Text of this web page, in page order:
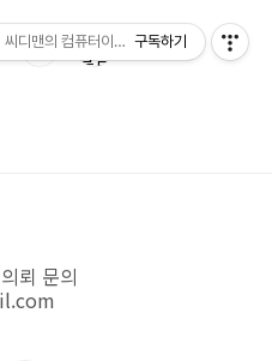
뢰 문의
씨디맨의 컴퓨터이야기구독하기